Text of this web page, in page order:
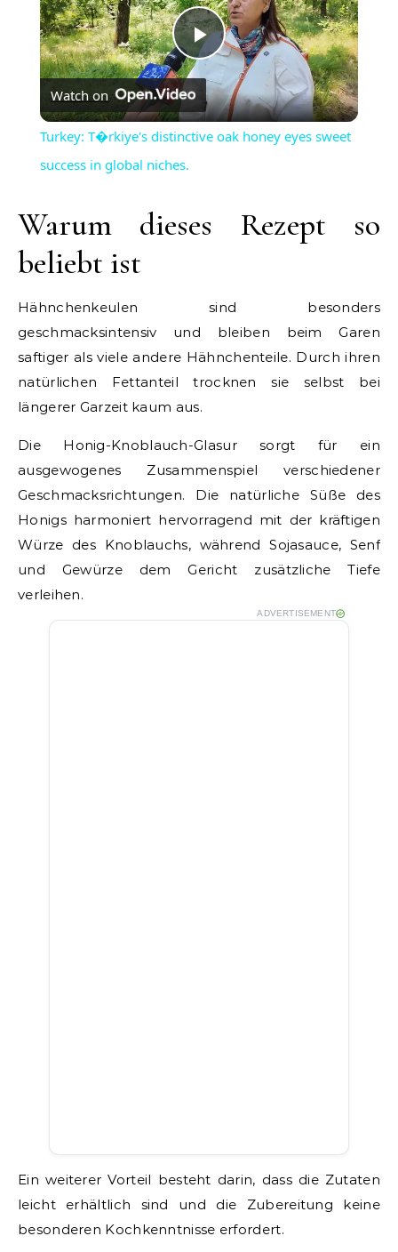
Play
Video
Watch on
Turkey: T�rkiye's distinctive oak honey eyes sweet
success in global niches.
Warum dieses Rezept so
beliebt ist
Hähnchenkeulen sind besonders
geschmacksintensiv und bleiben beim Garen
saftiger als viele andere Hähnchenteile. Durch ihren
natürlichen Fettanteil trocknen sie selbst bei
längerer Garzeit kaum aus.
Die Honig-Knoblauch-Glasur sorgt für ein
ausgewogenes Zusammenspiel verschiedener
Geschmacksrichtungen. Die natürliche Süße des
Honigs harmoniert hervorragend mit der kräftigen
Würze des Knoblauchs, während Sojasauce, Senf
und Gewürze dem Gericht zusätzliche Tiefe
verleihen.
ADVERTISEMENT
Ein weiterer Vorteil besteht darin, dass die Zutaten
leicht erhältlich sind und die Zubereitung keine
besonderen Kochkenntnisse erfordert.